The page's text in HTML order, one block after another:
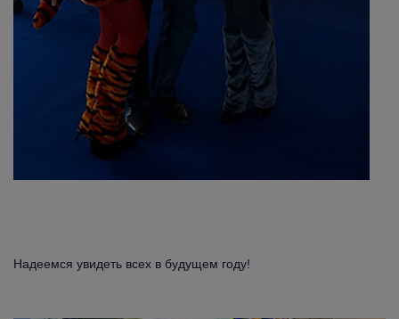
Надеемся увидеть всех в будущем году!